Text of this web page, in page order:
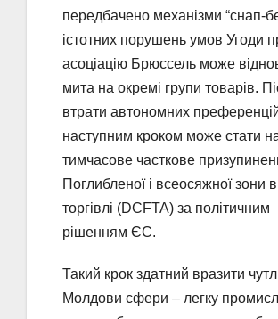
передбачено механізми “снап-
істотних порушень умов Угоди
асоціацію Брюссель може
мита на окремі групи товарів.
втрати автономних
наступним кроком може стати
тимчасове часткове
Поглибленої і всеосяжної зони
торгівлі (DCFTA) за політичним
рішенням ЄС.
Такий крок здатний вразити
Молдови сфери – легку